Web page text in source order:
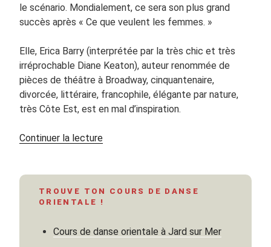
le scénario. Mondialement, ce sera son plus grand
succès après « Ce que veulent les femmes. »
Elle, Erica Barry (interprétée par la très chic et très
irréprochable Diane Keaton), auteur renommée de
pièces de théâtre à Broadway, cinquantenaire,
divorcée, littéraire, francophile, élégante par nature,
très Côte Est, est en mal d’inspiration.
Continuer la lecturede
de
Amour
TROUVE TON COURS DE DANSE
ORIENTALE !
Cours de danse orientale à Jard sur Mer